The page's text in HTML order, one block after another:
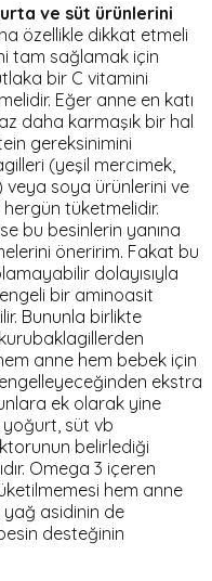
ve süt ürünlerini
özellikle dikkat etmeli
tam sağlamak için
bir C vitamini
Eğer anne en katı
daha karmaşık bir hal
gereksinimini
(yeşil mercimek,
veya soya ürünlerini ve
tüketmelidir.
bu besinlerin yanına
öneririm. Fakat bu
dolayısıyla
bir aminoasit
Bununla birlikte
anne hem bebek için
ekstra
ek olarak yine
süt vb
belirlediği
Omega 3 içeren
hem anne
asidinin de
desteğinin